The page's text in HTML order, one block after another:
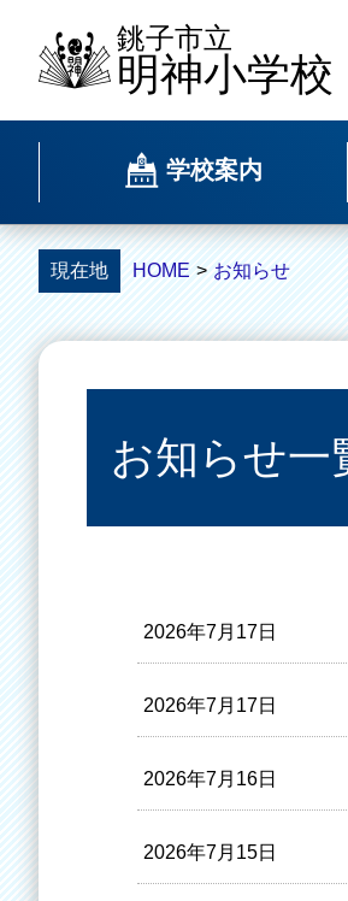
銚子市立
明神小学校
学校案内
現在地 HOME > お知らせ
お知らせ一
2026年7月17日
2026年7月17日
2026年7月16日
2026年7月15日